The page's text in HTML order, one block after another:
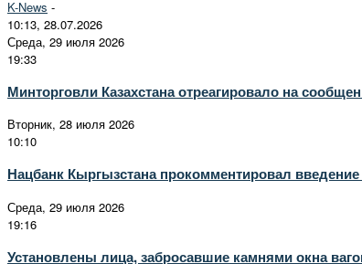
K-News -
10:13, 28.07.2026
Среда, 29 июля 2026
19:33
Минторговли Казахстана отреагировало на
Вторник, 28 июля 2026
10:10
Нацбанк Кыргызстана прокомментировал
Среда, 29 июля 2026
19:16
Установлены лица, забросавшие камнями окна